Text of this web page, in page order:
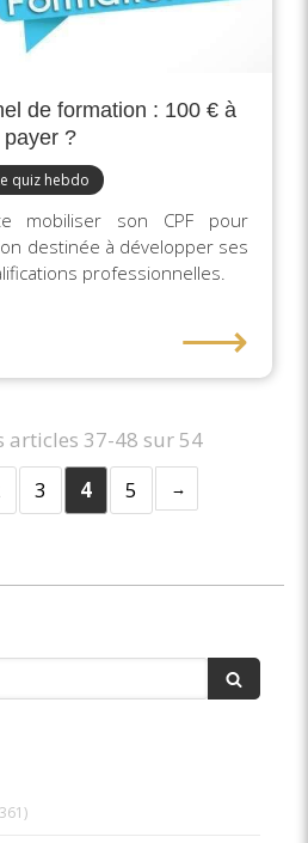
de formation : 100 € à
payer ?
quiz hebdo
mobiliser son CPF pour
destinée à développer ses
professionnelles.
⟶
articles 37-48 sur 54
3 4 5